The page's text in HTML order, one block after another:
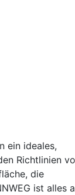
ein ideales,
Richtlinien
die
ist alles